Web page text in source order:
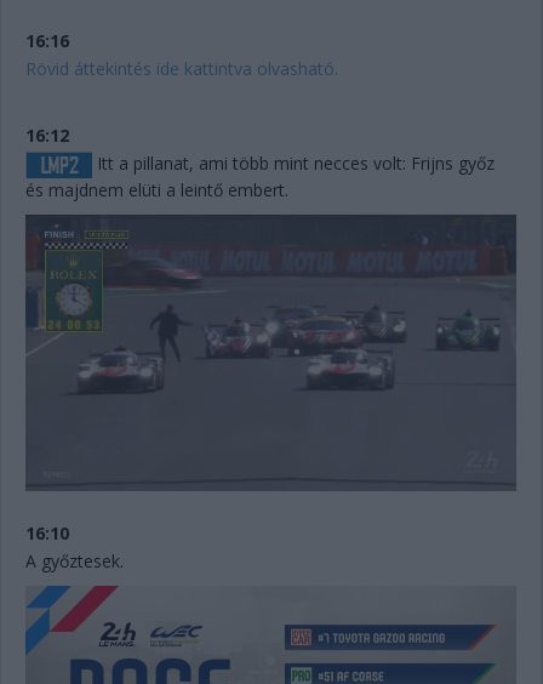
16:16
Rövid áttekintés ide kattintva olvasható.
16:12
Itt a pillanat, ami több mint necces volt: Frijns győz
és majdnem elüti a leintő embert.
16:10
A győztesek.